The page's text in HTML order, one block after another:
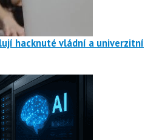
hacknuté vládní a univerzitní